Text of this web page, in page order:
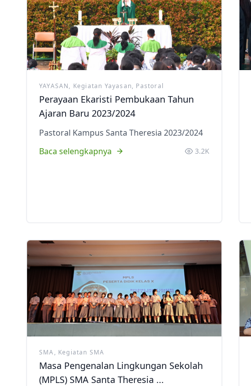
Ekstrakurikuler
YAYASAN, Kegiatan Yayasan, Pastoral
Perayaan Ekaristi Pembukaan Tahun
Ajaran Baru 2023/2024
Pastoral Kampus Santa Theresia 2023/2024
Baca selengkapnya
3.2K
SMA, Kegiatan SMA
Masa Pengenalan Lingkungan Sekolah
(MPLS) SMA Santa Theresia ...